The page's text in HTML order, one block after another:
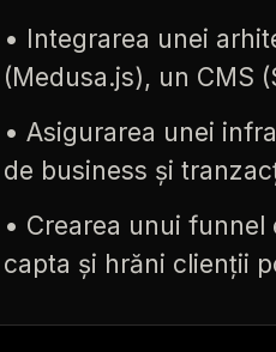
• Integrarea unei
(Medusa.js), un CMS
• Asigurarea unei
de business și
• Crearea unui funnel
capta și hrăni clienții